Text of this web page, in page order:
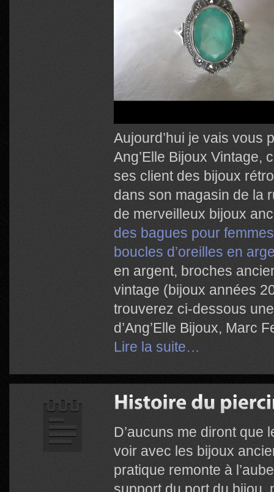
Aujourd’hui je vais vous
Ang’Elle Bijoux Vintage,
ses client des bijoux
dans son magasin de la
de merveilleux bijoux
des bagues pour femmes
boucles d’oreilles en
en argent, broches
vintage (bijoux années
trouverez ci-dessous
d’Ang’Elle Bijoux, Marc
Lire la suite…
D’aucuns me diront que
voir avec les bijoux
pratique remonte à